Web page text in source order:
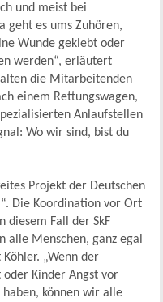
und meist bei
geht es ums Zuhören,
Wunde geklebt oder
werden“, erläutert
die Mitarbeitenden
einem Rettungswagen,
Anlaufstellen
Wo wir sind, bist du
Projekt der Deutschen
Die Koordination vor Ort
diesem Fall der SkF
alle Menschen, ganz egal
„Wenn der
oder Kinder Angst vor
können wir alle